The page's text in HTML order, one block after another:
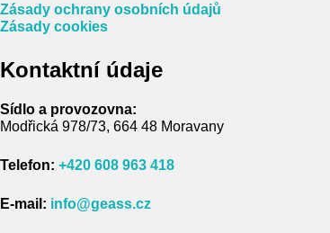
Zásady ochrany osobních údajů
Zásady cookies
Kontaktní údaje
Sídlo a provozovna:
Modřická 978/73, 664 48 Moravany
Telefon: +420 608 963 418
E-mail: info@geass.cz